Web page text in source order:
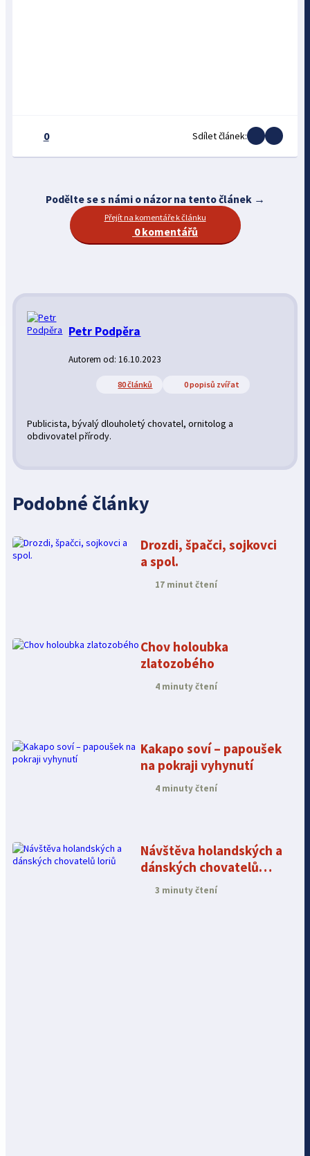
0 Sdílet článek:
Podělte se s námi o názor na tento článek →
Přejít na komentáře k článku
0 komentářů
Petr Podpěra
Autorem od: 16.10.2023
80 článků 0 popisů zvířat
Publicista, bývalý dlouholetý chovatel, ornitolog a
obdivovatel přírody.
Podobné články
Drozdi, špačci, sojkovci
a spol.
17 minut čtení
Chov holoubka
zlatozobého
4 minuty čtení
Kakapo soví – papoušek
na pokraji vyhynutí
4 minuty čtení
Návštěva holandských a
dánských chovatelů
loriů3 minuty čtení